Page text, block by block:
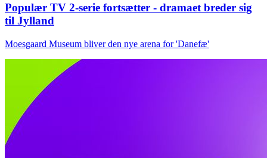
Populær TV 2-serie fortsætter - dramaet breder sig
til Jylland
Moesgaard Museum bliver den nye arena for 'Danefæ'